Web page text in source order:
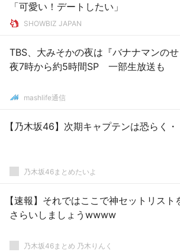
「可愛い！デートしたい」
SHOWBIZ JAPAN
TBS、大みそかの夜は『バナナマンのせ
夜7時から約5時間SP 一部生放送も
mashlife通信
【乃木坂46】次期キャプテンは恐らく・
乃木坂46まとめたいよ
【速報】それではここで神セットリスト
さらいしましょうwwww
乃木坂46まとめ 乃木りんく